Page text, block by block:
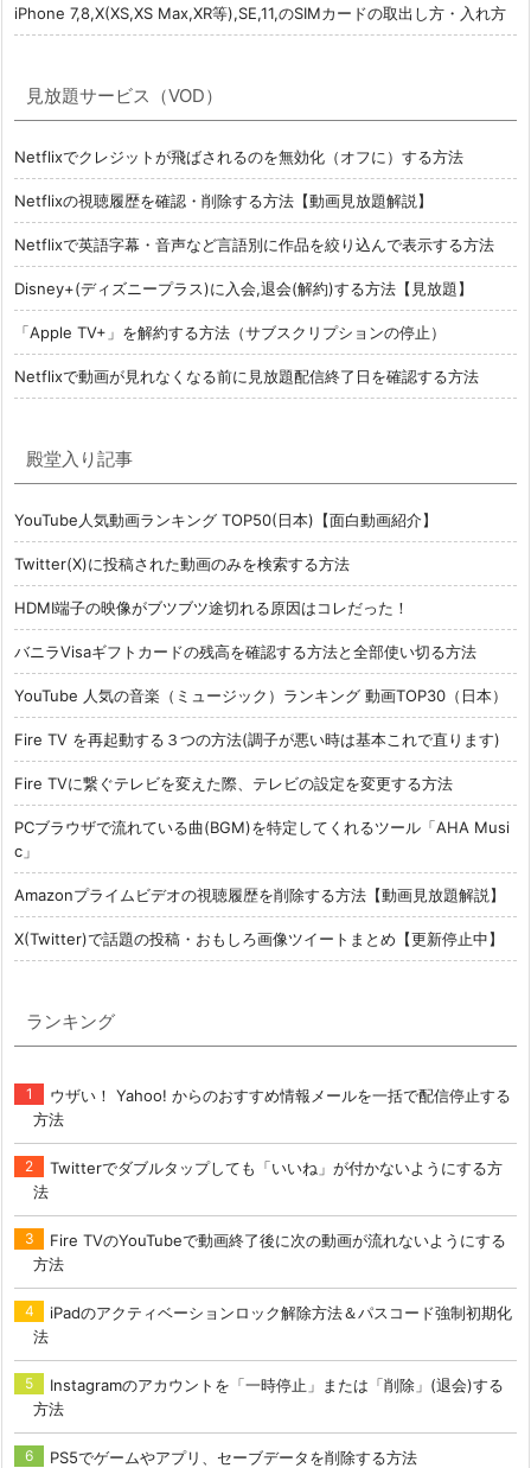
iPhone 7,8,X(XS,XS Max,XR等),SE,11,のSIMカードの取出し方・入れ方
見放題サービス（VOD）
Netflixでクレジットが飛ばされるのを無効化（オフに）する方法
Netflixの視聴履歴を確認・削除する方法【動画見放題解説】
Netflixで英語字幕・音声など言語別に作品を絞り込んで表示する方法
Disney+(ディズニープラス)に入会,退会(解約)する方法【見放題】
「Apple TV+」を解約する方法（サブスクリプションの停止）
Netflixで動画が見れなくなる前に見放題配信終了日を確認する方法
殿堂入り記事
YouTube人気動画ランキング TOP50(日本)【面白動画紹介】
Twitter(X)に投稿された動画のみを検索する方法
HDMI端子の映像がブツブツ途切れる原因はコレだった！
バニラVisaギフトカードの残高を確認する方法と全部使い切る方法
YouTube 人気の音楽（ミュージック）ランキング 動画TOP30（日本）
Fire TV を再起動する３つの方法(調子が悪い時は基本これで直ります)
Fire TVに繋ぐテレビを変えた際、テレビの設定を変更する方法
PCブラウザで流れている曲(BGM)を特定してくれるツール「AHA Musi
c」
Amazonプライムビデオの視聴履歴を削除する方法【動画見放題解説】
X(Twitter)で話題の投稿・おもしろ画像ツイートまとめ【更新停止中】
ランキング
ウザい！ Yahoo! からのおすすめ情報メールを一括で配信停止する
方法
Twitterでダブルタップしても「いいね」が付かないようにする方
法
Fire TVのYouTubeで動画終了後に次の動画が流れないようにする
方法
iPadのアクティベーションロック解除方法＆パスコード強制初期化
法
Instagramのアカウントを「一時停止」または「削除」(退会)する
方法
PS5でゲームやアプリ、セーブデータを削除する方法